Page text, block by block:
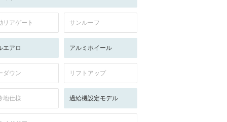
リアゲート サンルーフ
エアロ アルミホイール
ダウン リフトアップ
地仕様 過給機設定モデル